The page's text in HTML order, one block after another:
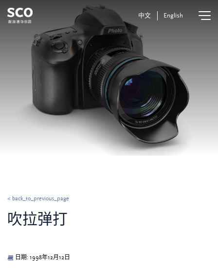
中文 English
< back_to_previous_page
吹拉弹打
日期: 1998年12月12日